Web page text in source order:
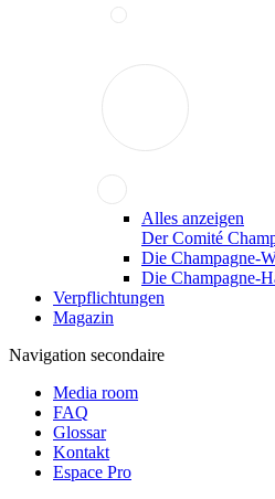
Alles anzeigen
Der Comité
Die Champagne-
Die Champagne-
Verpflichtungen
Magazin
Navigation secondaire
Media room
FAQ
Glossar
Kontakt
Espace Pro